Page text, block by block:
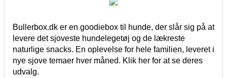
Bullerbox.dk er en goodiebox til hunde, der slår sig på at
levere det sjoveste hundelegetøj og de lækreste
naturlige snacks. En oplevelse for hele familien, leveret i
nye sjove temaer hver måned. Klik her for at se deres
udvalg.